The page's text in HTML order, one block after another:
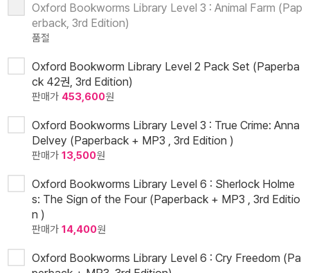
Oxford Bookworms Library Level 3 : Animal Farm (Pap
erback, 3rd Edition)
품절
Oxford Bookworm Library Level 2 Pack Set (Paperba
ck 42권, 3rd Edition)
판매가 453,600원
Oxford Bookworms Library Level 3 : True Crime: Anna
Delvey (Paperback + MP3 , 3rd Edition )
판매가 13,500원
Oxford Bookworms Library Level 6 : Sherlock Holme
s: The Sign of the Four (Paperback + MP3 , 3rd Editio
n )
판매가 14,400원
Oxford Bookworms Library Level 6 : Cry Freedom (Pa